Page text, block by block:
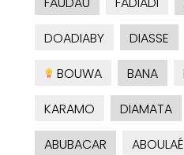
DOADIABY
DIASSE
BOUWA
BANA
KARAMO
DIAMATA
ABUBACAR
ABOULAÉ